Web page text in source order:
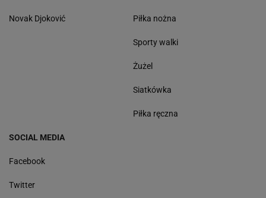
Novak Djoković Piłka nożna
Sporty walki
Żużel
Siatkówka
Piłka ręczna
SOCIAL MEDIA
Facebook
Twitter